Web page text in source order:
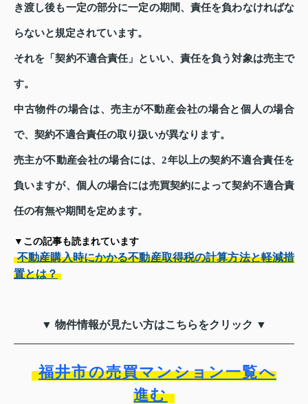
き渡し後も一定の部分に一定の期間、責任を負わなければな
らないと規定されています。
それを「契約不適合責任」といい、責任を負う対象は売主で
す。
中古物件の場合は、売主が不動産会社の場合と個人の場合
で、契約不適合責任の取り扱いが異なります。
売主が不動産会社の場合には、2年以上の契約不適合責任を
負いますが、個人の場合には売買契約によって契約不適合責
任の有無や期間を定めます。
▼この記事も読まれています
不動産購入時にかかる不動産取得税の計算方法と軽減措
置とは？
▼ 物件情報が見たい方はこちらをクリック ▼
福井市の売買マンション一覧へ
進む